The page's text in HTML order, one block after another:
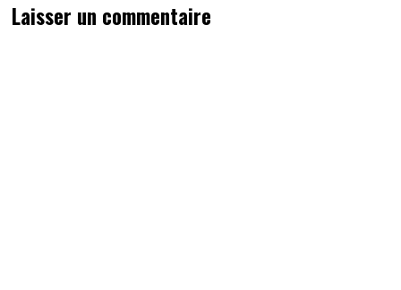
Laisser un commentaire